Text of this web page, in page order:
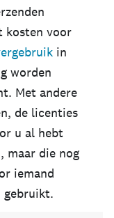
kosten voor
in
worden
Met andere
de licenties
u al hebt
maar die nog
iemand
gebruikt.